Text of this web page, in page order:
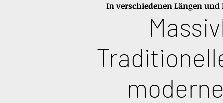
In verschiedenen Längen und